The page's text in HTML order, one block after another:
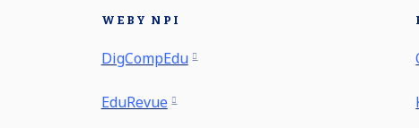
WEBY NPI
DigCompEdu
EduRevue